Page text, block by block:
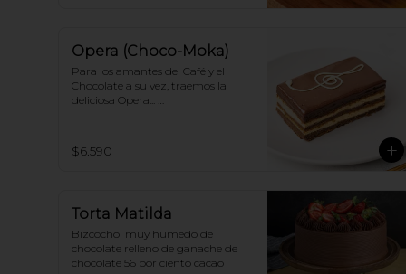
Opera (Choco-Moka)
Para los amantes del Café y el
Chocolate a su vez, traemos la
deliciosa Opera...
chocolate!
$6.590
Torta Matilda
Bizcocho  muy humedo de
chocolate relleno de ganache de
chocolate 56 por ciento cacao